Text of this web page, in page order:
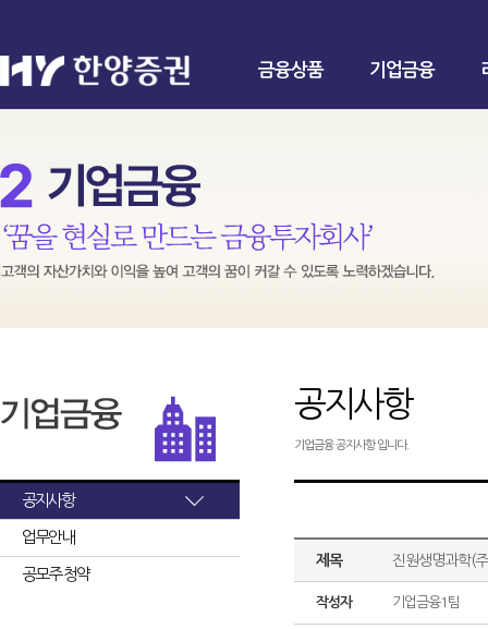
금융상품 기업금융
공지사항
업무안내
공모주 청약
공지사항
기업금융 공지사항 입니다.
제목 진원생명과학(
작성자 기업금융1팀